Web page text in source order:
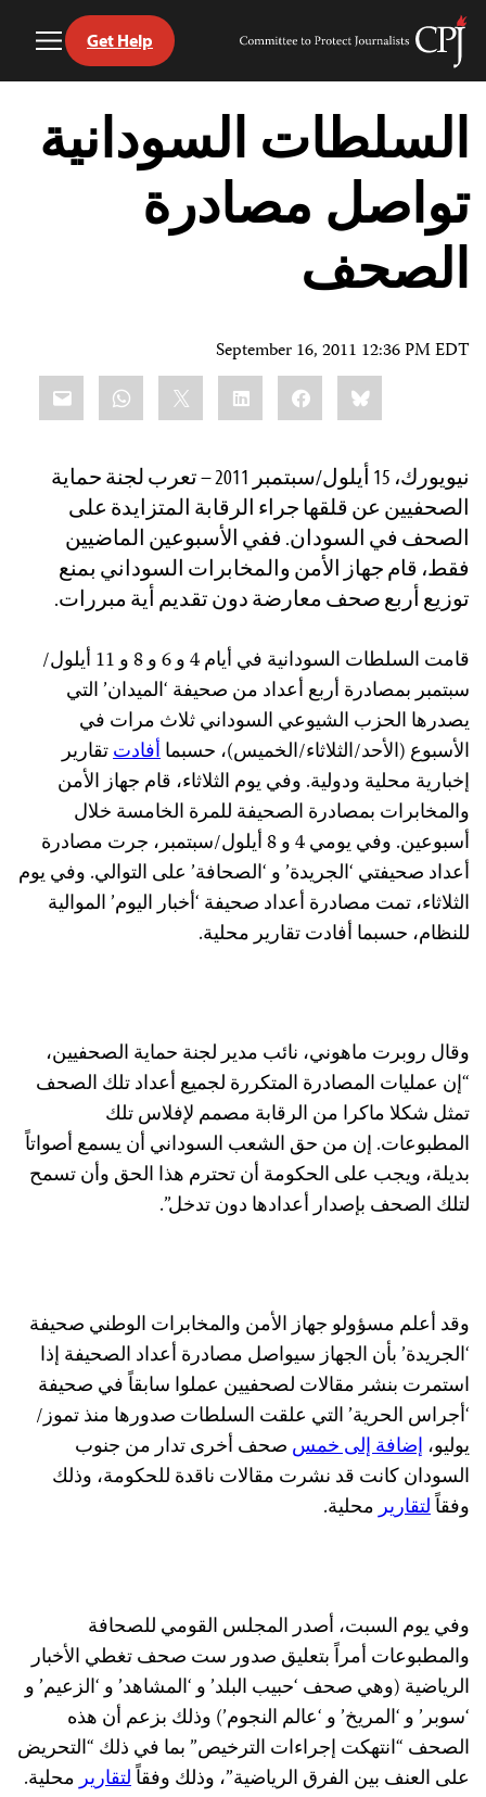
Skip
content
Committee
Journalists
Get Help
السلطات السودانية
تواصل مصادرة
الصحف
September 16, 2011 12:36 PM EDT
Bluesky
Facebook
LinkedIn
نيويورك، 15 أيلول/سبتمبر 2011 – تعرب لجنة حماية
الصحفيين عن قلقها جراء الرقابة المتزايدة على
الصحف في السودان. ففي الأسبوعين الماضيين
فقط، قام جهاز الأمن والمخابرات السوداني بمنع
توزيع أربع صحف معارضة دون تقديم أية مبررات.
قامت السلطات السودانية في أيام 4 و 6 و 8 و 11 أيلول/
سبتمبر بمصادرة أربع أعداد من صحيفة ‘الميدان’ التي
يصدرها الحزب الشيوعي السوداني ثلاث مرات في
الأسبوع (الأحد/الثلاثاء/الخميس)، حسبماأفادتتقارير
إخبارية محلية ودولية. وفي يوم الثلاثاء، قام جهاز الأمن
والمخابرات بمصادرة الصحيفة للمرة الخامسة خلال
أسبوعين. وفي يومي 4 و 8 أيلول/سبتمبر، جرت مصادرة
أعداد صحيفتي ‘الجريدة’ و ‘الصحافة’ على التوالي. وفي يوم
الثلاثاء، تمت مصادرة أعداد صحيفة ‘أخبار اليوم’ الموالية
للنظام، حسبما أفادت تقارير محلية.
وقال روبرت ماهوني، نائب مدير لجنة حماية الصحفيين،
“إن عمليات المصادرة المتكررة لجميع أعداد تلك الصحف
تمثل شكلا ماكرا من الرقابة مصمم لإفلاس تلك
المطبوعات. إن من حق الشعب السوداني أن يسمع أصواتاً
بديلة، ويجب على الحكومة أن تحترم هذا الحق وأن تسمح
لتلك الصحف بإصدار أعدادها دون تدخل”.
وقد أعلم مسؤولو جهاز الأمن والمخابرات الوطني صحيفة
‘الجريدة’ بأن الجهاز سيواصل مصادرة أعداد الصحيفة إذا
استمرت بنشر مقالات لصحفيين عملوا سابقاً في صحيفة
‘أجراس الحرية’ التي علقت السلطات صدورها منذ تموز/
يوليو، إضافة إلى خمس صحف أخرى تدار من جنوب
السودان كانت قد نشرت مقالات ناقدة للحكومة، وذلك
وفقاًلتقاريرمحلية.
وفي يوم السبت، أصدر المجلس القومي للصحافة
والمطبوعات أمراً بتعليق صدور ست صحف تغطي الأخبار
الرياضية (وهي صحف ‘حبيب البلد’ و ‘المشاهد’ و ‘الزعيم’ و
‘سوبر’ و ‘المريخ’ و ‘عالم النجوم’) وذلك بزعم أن هذه
الصحف “انتهكت إجراءات الترخيص” بما في ذلك “التحريض
على العنف بين الفرق الرياضية”، وذلك وفقاًلتقاريرمحلية.